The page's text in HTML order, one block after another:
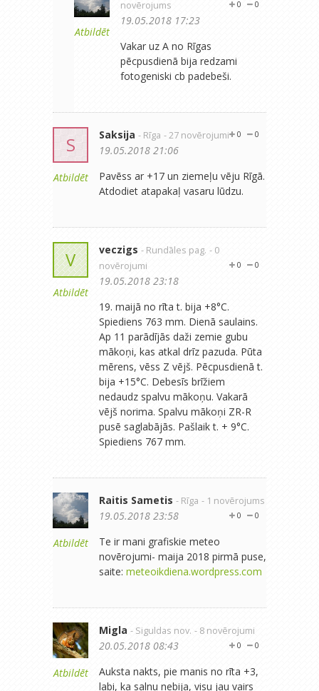
Atbildēt
novērojums
0
0
19.05.2018 17:23
Vakar uz A no Rīgas
pēcpusdienā bija redzami
fotogeniski cb padebeši.
S
Atbildēt
Saksija - Rīga - 27 novērojumi 0
0
19.05.2018 21:06
Pavēss ar +17 un ziemeļu vēju Rīgā.
Atdodiet atapakaļ vasaru lūdzu.
V
Atbildēt
veczigs - Rundāles pag. - 0
novērojumi
0
0
19.05.2018 23:18
19. maijā no rīta t. bija +8°C.
Spiediens 763 mm. Dienā saulains.
Ap 11 parādījās daži zemie gubu
mākoņi, kas atkal drīz pazuda. Pūta
mērens, vēss Z vējš. Pēcpusdienā t.
bija +15°C. Debesīs brīžiem
nedaudz spalvu mākoņu. Vakarā
vējš norima. Spalvu mākoņi ZR-R
pusē saglabājās. Pašlaik t. + 9°C.
Spiediens 767 mm.
Atbildēt
Raitis Sametis - Rīga - 1 novērojums
0
0
19.05.2018 23:58
Te ir mani grafiskie meteo
novērojumi- maija 2018 pirmā puse,
saite: meteoikdiena.wordpress.com
Atbildēt
Migla - Siguldas nov. - 8 novērojumi
0
0
20.05.2018 08:43
Auksta nakts, pie manis no rīta +3,
labi, ka salnu nebija, visu jau vairs